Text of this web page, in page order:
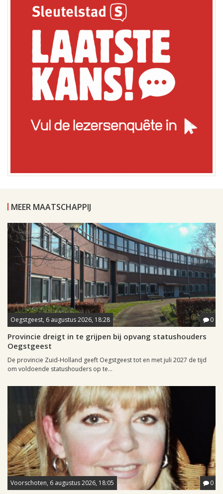
MEER MAATSCHAPPIJ
Oegstgeest, 6 augustus 2026, 18:28 0
Provincie dreigt in te grijpen bij opvang statushouders
Oegstgeest
De provincie Zuid-Holland geeft Oegstgeest tot en met juli 2027 de tijd
om voldoende statushouders op te...
Voorschoten, 6 augustus 2026, 18:05 0